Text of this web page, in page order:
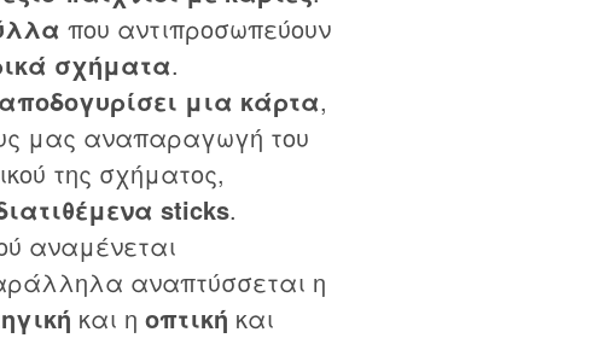
που αντιπροσωπεύουν
σχήματα.
μια κάρτα,
μας αναπαραγωγή του
της σχήματος,
sticks.
αναμένεται
αναπτύσσεται η
και η οπτική και